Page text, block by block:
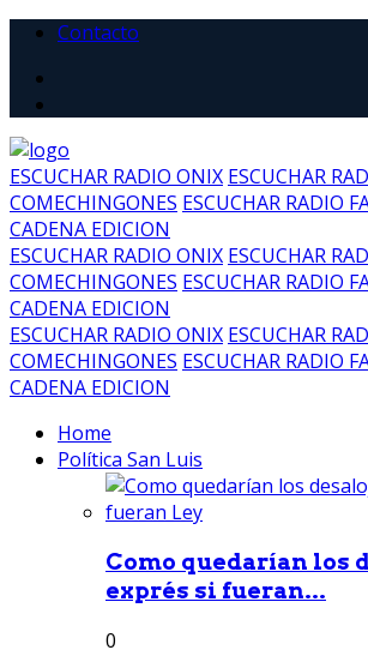
Contacto
ESCUCHAR RADIO ONIX ESCUCHAR
COMECHINGONES ESCUCHAR RADIO
CADENA EDICION
ESCUCHAR RADIO ONIX ESCUCHAR
COMECHINGONES ESCUCHAR RADIO
CADENA EDICION
ESCUCHAR RADIO ONIX ESCUCHAR
COMECHINGONES ESCUCHAR RADIO
CADENA EDICION
Home
Política San Luis
Como quedarían los
exprés si fueran...
0